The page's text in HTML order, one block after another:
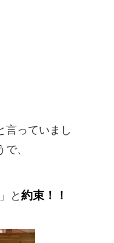
言っていまし
、
」と 約束！！